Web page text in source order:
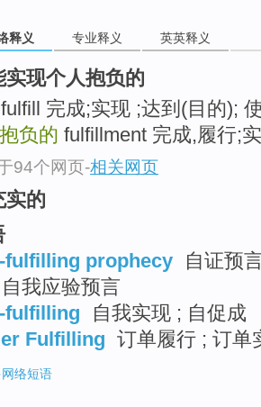
释义 专业释义 英英释义
实现个人抱负的
完成;实现 ;达到(目的);
负的 fulfillment 完成,履行;
94个网页-相关网页
实的
fulfilling prophecy
自证预
我应验预言
fulfilling
自我实现 ; 自促成
Fulfilling 订单履行 ; 订单
网络短语